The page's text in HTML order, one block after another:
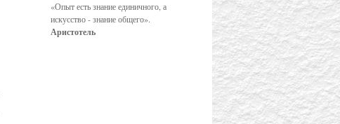
«Опыт есть знание единичного, а
искусство - знание общего».
Аристотель